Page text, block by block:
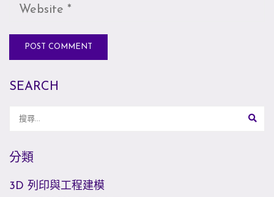
SEARCH
分類
3D 列印與工程建模